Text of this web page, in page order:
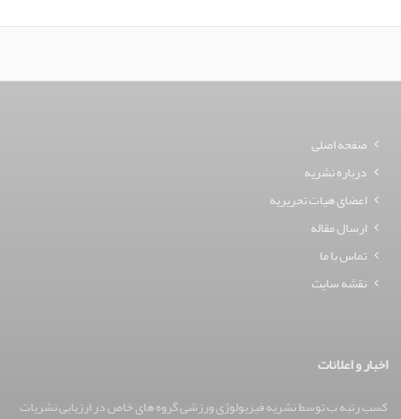
صفحه اصلی
درباره نشریه
اعضای هیات تحریریه
ارسال مقاله
تماس با ما
نقشه سایت
اخبار و اعلانات
کسب رتبه ب توسط نشریه فیزیولوژی ورزشی گروه های خاص در ارزیابی نشریات